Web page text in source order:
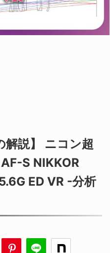
解説】 ニコン超
S NIKKOR
ED VR -分析